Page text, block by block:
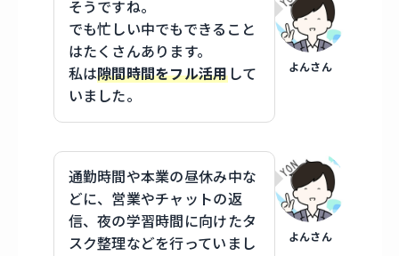
よんさん
そうですね。
でも忙しい中でもできること
はたくさんあります。
私は隙間時間をフル活用して
いました。
よんさん
通勤時間や本業の昼休み中な
どに、営業やチャットの返
信、夜の学習時間に向けたタ
スク整理などを行っていまし